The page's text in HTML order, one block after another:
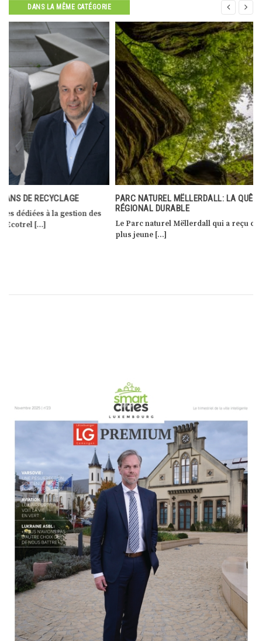
DANS LA MÊME CATÉGORIE
PARC NATUREL MËLLERDALL: LA QUÊTE DU DÉVELOPPEMENT
RÉGIONAL DURABLE
Le Parc naturel Mëllerdall qui a reçu ce label en 2016 représente le
 